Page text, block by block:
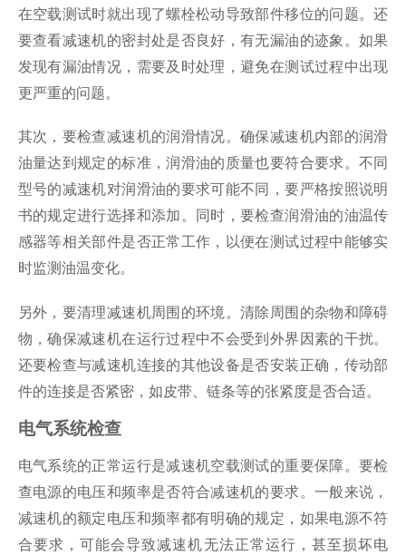
在空载测试时就出现了螺栓松动导致部件移位的问题。还
要查看减速机的密封处是否良好，有无漏油的迹象。如果
发现有漏油情况，需要及时处理，避免在测试过程中出现
更严重的问题。
其次，要检查减速机的润滑情况。确保减速机内部的润滑
油量达到规定的标准，润滑油的质量也要符合要求。不同
型号的减速机对润滑油的要求可能不同，要严格按照说明
书的规定进行选择和添加。同时，要检查润滑油的油温传
感器等相关部件是否正常工作，以便在测试过程中能够实
时监测油温变化。
另外，要清理减速机周围的环境。清除周围的杂物和障碍
物，确保减速机在运行过程中不会受到外界因素的干扰。
还要检查与减速机连接的其他设备是否安装正确，传动部
件的连接是否紧密，如皮带、链条等的张紧度是否合适。
电气系统检查
电气系统的正常运行是减速机空载测试的重要保障。要检
查电源的电压和频率是否符合减速机的要求。一般来说，
减速机的额定电压和频率都有明确的规定，如果电源不符
合要求，可能会导致减速机无法正常运行，甚至损坏电